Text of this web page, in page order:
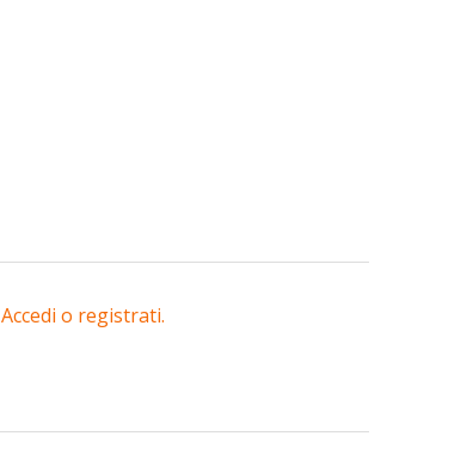
Accedi o registrati.